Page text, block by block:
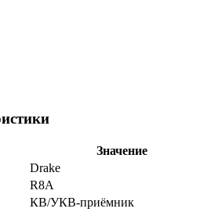
Значение
Drake
R8A
КВ/УКВ-приёмник